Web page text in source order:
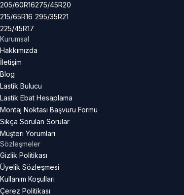
205/60R16
215/65R16
225/45R17
275/45R20
295/35R21
Kurumsal
Hakkımızda
İletişim
Blog
Lastik Bulucu
Lastik Ebat Hesaplama
Montaj Noktası Başvuru Formu
Sıkça Sorulan Sorular
Müşteri Yorumları
Sözleşmeler
Gizlik Politikası
Üyelik Sözleşmesi
Kullanım Koşulları
Çerez Politikası